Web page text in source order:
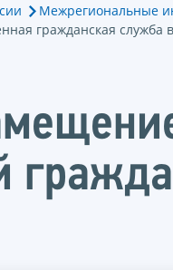
Межрегиональные
гражданская служба